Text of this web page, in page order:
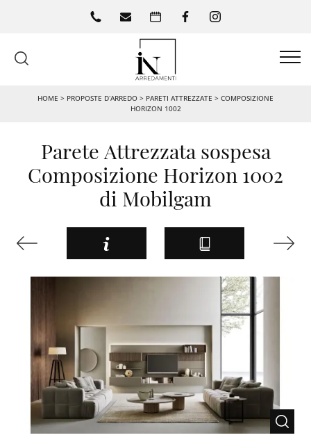
HOME > PROPOSTE D’ARREDO > PARETI ATTREZZATE > COMPOSIZIONE
HORIZON 1002
Parete Attrezzata sospesa
Composizione Horizon 1002
di Mobilgam